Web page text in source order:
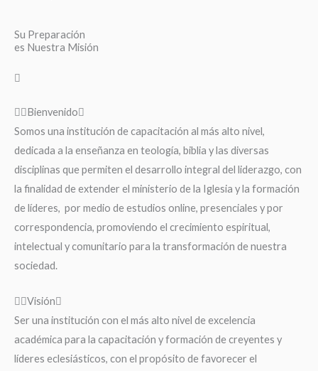
Su Preparación
es Nuestra Misión
Bienvenido
Somos una institución de capacitación al más alto nivel,
dedicada a la enseñanza en teología, biblia y las diversas
disciplinas que permiten el desarrollo integral del liderazgo, con
la finalidad de extender el ministerio de la Iglesia y la formación
de líderes, por medio de estudios online, presenciales y por
correspondencia, promoviendo el crecimiento espiritual,
intelectual y comunitario para la transformación de nuestra
sociedad.
Visión
Ser una institución con el más alto nivel de excelencia
académica para la capacitación y formación de creyentes y
líderes eclesiásticos, con el propósito de favorecer el